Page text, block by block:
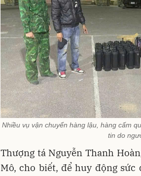
Nhiều vụ vận chuyển hàng lậu, hàng cấm
tin do
Thượng tá Nguyễn Thanh
Mô, cho biết, để huy động sức